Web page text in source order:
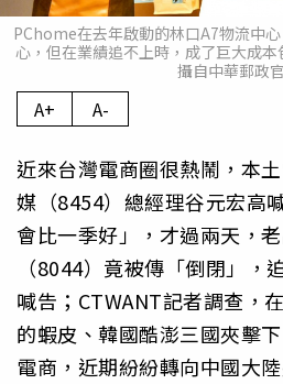
PChome在去年啟動的林口A7物流中
心，但在業績追不上時，成了巨大成
攝自中華郵政官
A+ A-
近來台灣電商圈很熱鬧，本
媒（8454）總經理谷元宏高
會比一季好」，才過兩天，
（8044）竟被傳「倒閉」，
喊告；CTWANT記者調查，
的蝦皮、韓國酷澎三國夾擊
電商，近期紛紛轉向中國大